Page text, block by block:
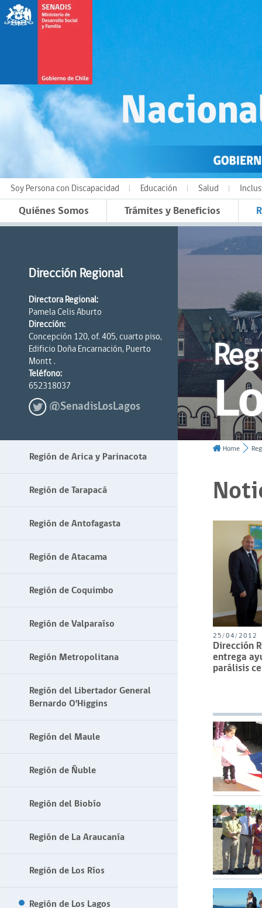
Soy Persona con Discapacidad Educación Salud
Quiénes Somos Trámites y Beneficios
Dirección Regional
Directora Regional:
Pamela Celis Aburto
Dirección:
Concepción 120, of. 405, cuarto piso,
Edificio Doña Encarnación, Puerto
Montt .
Teléfono:
652318037
@SenadisLosLagos
Región de Arica y Parinacota
Región de Tarapacá
Región de Antofagasta
Región de Atacama
Región de Coquimbo
Región de Valparaíso
Región Metropolitana
Región del Libertador General
Bernardo O'Higgins
Región del Maule
Región de Ñuble
Región del Biobío
Región de La Araucanía
Región de Los Ríos
Región de Los Lagos
Home
25/04/2012
Dirección
entrega
parálisis